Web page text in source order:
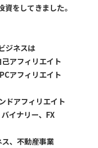
をしてきました。
ジネスは
アフィリエイト
アフィリエイト
ドアフィリエイト
イナリー、FX
、 不動産事業